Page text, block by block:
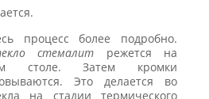
процесс более подробно.
стемалит режется на
столе. Затем кромки
Это делается во
на стадии термического